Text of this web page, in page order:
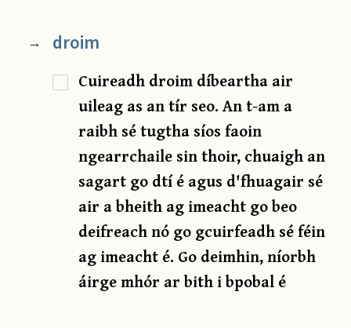
→ droim
Cuireadh droim díbeartha air
uileag as an tír seo. An t-am a
raibh sé tugtha síos faoin
ngearrchaile sin thoir, chuaigh an
sagart go dtí é agus d'fhuagair sé
air a bheith ag imeacht go beo
deifreach nó go gcuirfeadh sé féin
ag imeacht é. Go deimhin, níorbh
áirge mhór ar bith i bpobal é